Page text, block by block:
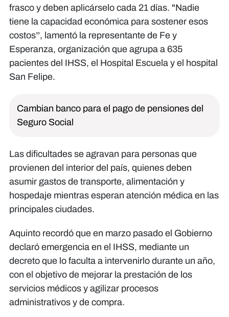
frasco y deben aplicárselo cada 21 días. "Nadie
tiene la capacidad económica para sostener esos
costos”, lamentó la representante de Fe y
Esperanza, organización que agrupa a 635
pacientes del IHSS, el Hospital Escuela y el hospital
San Felipe.
Cambian banco para el pago de pensiones del
Seguro Social
Las dificultades se agravan para personas que
provienen del interior del país, quienes deben
asumir gastos de transporte, alimentación y
hospedaje mientras esperan atención médica en las
principales ciudades.
Aquinto recordó que en marzo pasado el Gobierno
declaró emergencia en el IHSS, mediante un
decreto que lo faculta a intervenirlo durante un año,
con el objetivo de mejorar la prestación de los
servicios médicos y agilizar procesos
administrativos y de compra.